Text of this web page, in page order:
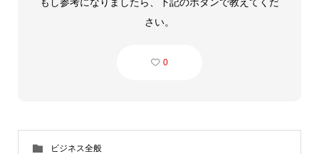
さい。
0
ビジネス全般